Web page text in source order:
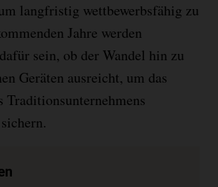
langfristig wettbewerbsfähig zu
Jahre werden
sein, ob der Wandel hin zu
Geräten ausreicht, um das
Traditionsunternehmens